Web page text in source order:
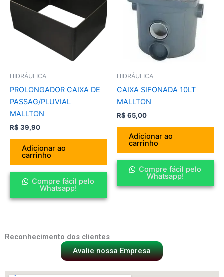
HIDRÁULICA
PROLONGADOR CAIXA DE
PASSAG/PLUVIAL
MALLTON
R$ 39,90
Adicionar ao
carrinho
Compre fácil pelo
Whatsapp!
HIDRÁULICA
CAIXA SIFONADA 10LT
MALLTON
R$ 65,00
Adicionar ao
carrinho
Compre fácil pelo
Whatsapp!
Reconhecimento dos clientes
Avalie nossa Empresa